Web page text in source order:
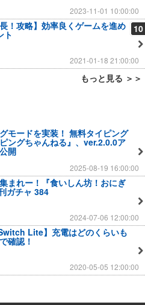
2023-11-01 10:00:00
10
！攻略】効率良くゲームを進め
ト
2021-01-18 21:00:00
もっと見る ＞＞
モードを実装！ 無料タイピング
ングちゃんねる』、ver.2.0.0ア
開
2025-08-19 16:00:00
まれー！『食いしん坊！おにぎ
ガチャ 384
2024-07-06 12:00:00
Lite】充電はどのくらいも
確認！
2020-05-05 12:00:00